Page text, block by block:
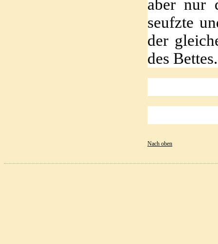
aber nur
seufzte
der
des
Nach oben